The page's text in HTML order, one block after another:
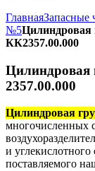
ГлавнаяЗапасные
№5Цилиндровая
КК2357.00.000
Цилиндровая
2357.00.000
Цилиндровая
многочисленных
и углекислотного
поставляемого